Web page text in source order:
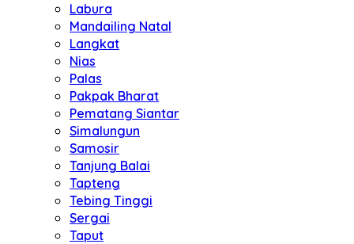
Labura
Mandailing Natal
Langkat
Nias
Palas
Pakpak Bharat
Pematang Siantar
Simalungun
Samosir
Tanjung Balai
Tapteng
Tebing Tinggi
Sergai
Taput